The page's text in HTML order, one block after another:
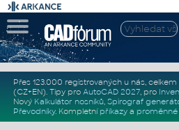
Přes 123.000 registrovaných u nás, celkem
(CZ+EN). Tipy pro AutoCAD 2027, pro
Nový Kalkulátor nosníků, Spirograf
Převodníky. Kompletní příkazya proměnné